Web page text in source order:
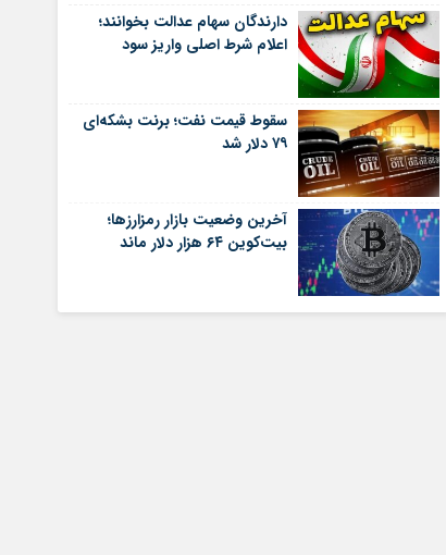
دارندگان سهام عدالت بخوانند؛
اعلام شرط اصلی واریز سود
سقوط قیمت نفت؛ برنت بشکه‌ای
۷۹ دلار شد
آخرین وضعیت بازار رمزارزها؛
بیت‌کوین ۶۴ هزار دلار ماند